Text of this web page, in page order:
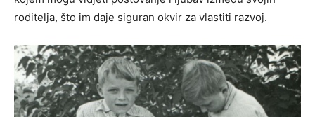
roditelja, što im daje siguran okvir za vlastiti razvoj.